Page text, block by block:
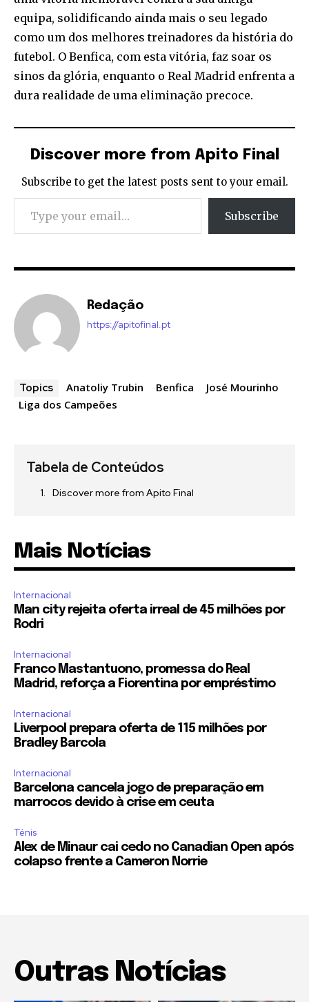
equipa, solidificando ainda mais o seu legado
como um dos melhores treinadores da história do
futebol. O Benfica, com esta vitória, faz soar os
sinos da glória, enquanto o Real Madrid enfrenta a
dura realidade de uma eliminação precoce.
Discover more from Apito Final
Subscribe to get the latest posts sent to your email.
Type your email…
Subscribe
Redação
https://apitofinal.pt
Topics Anatoliy Trubin Benfica
José Mourinho
Liga dos Campeões
Tabela de Conteúdos
Discover more from Apito Final
Mais Notícias
Internacional
Man city rejeita oferta irreal de 45 milhões por
Rodri
Internacional
Franco Mastantuono, promessa do Real
Madrid, reforça a Fiorentina por empréstimo
Internacional
Liverpool prepara oferta de 115 milhões por
Bradley Barcola
Internacional
Barcelona cancela jogo de preparação em
marrocos devido à crise em ceuta
Ténis
Alex de Minaur cai cedo no Canadian Open após
colapso frente a Cameron Norrie
Outras Notícias